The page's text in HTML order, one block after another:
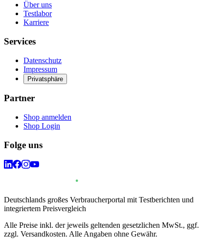
Über uns
Testlabor
Karriere
Services
Datenschutz
Impressum
Privatsphäre
Partner
Shop anmelden
Shop Login
Folge uns
Deutschlands großes Verbraucherportal mit Testberichten und
integriertem Preisvergleich
Alle Preise inkl. der jeweils geltenden gesetzlichen MwSt., ggf.
zzgl. Versandkosten. Alle Angaben ohne Gewähr.